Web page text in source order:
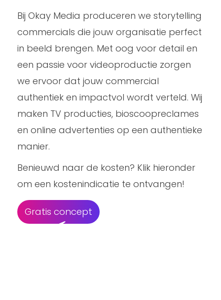
Bij Okay Media produceren we storytelling
commercials die jouw organisatie perfect
in beeld brengen. Met oog voor detail en
een passie voor videoproductie zorgen
we ervoor dat jouw commercial
authentiek en impactvol wordt verteld. Wij
maken TV producties, bioscoopreclames
en online advertenties op een authentieke
manier.
Benieuwd naar de kosten? Klik hieronder
om een kostenindicatie te ontvangen!
Gratis concept